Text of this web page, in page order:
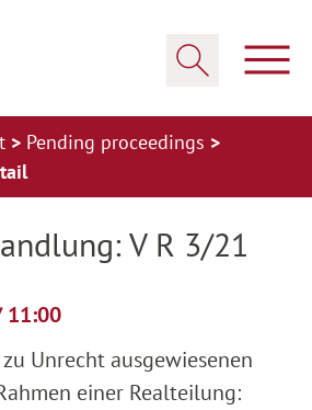
Pending proceedings
V R 3/21
11:00
Unrecht ausgewiesenen
einer Realteilung: